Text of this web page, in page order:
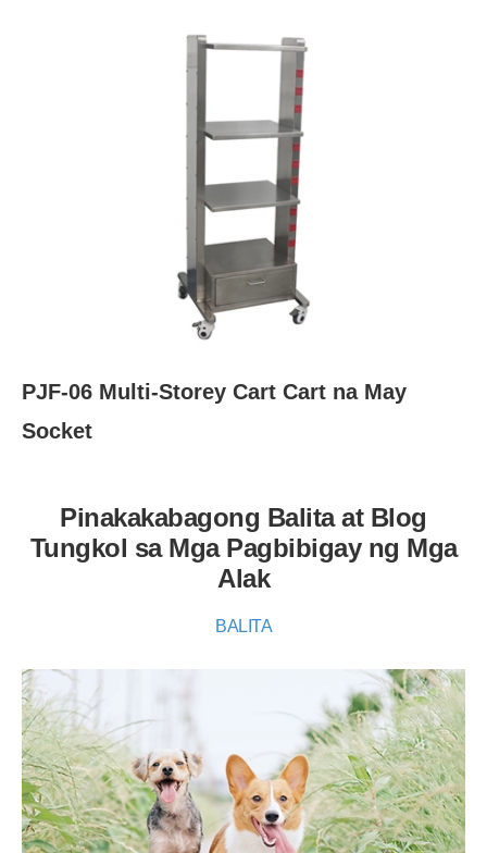
PJF-06 Multi-Storey Cart Cart na May
Socket
Pinakakabagong Balita at Blog
Tungkol sa Mga Pagbibigay ng Mga
Alak
BALITA